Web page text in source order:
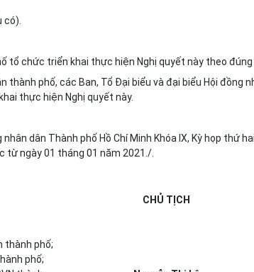
tổ chức triển khai thực hiện Nghị quyết này theo đúng
thành phố, các Ban, Tổ Đại biểu và đại biểu Hội đồng
thực hiện Nghị quyết này.
dân Thành phố Hồ Chí Minh Khóa IX, Kỳ họp thứ
từ ngày 01 tháng 01 năm 2021./.
thành phố;
phố;
CHỦ TỊCH